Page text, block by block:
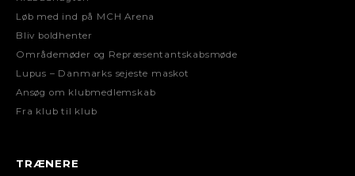
Løb med ind på MCH Arena
Bliv boldhenter
Områdemøder og Repræsentantskabsmøde
Lupus – Danmarks sejeste maskot
Ansøg om klubmedlemskab
Fra klub til klub
TRÆNERE